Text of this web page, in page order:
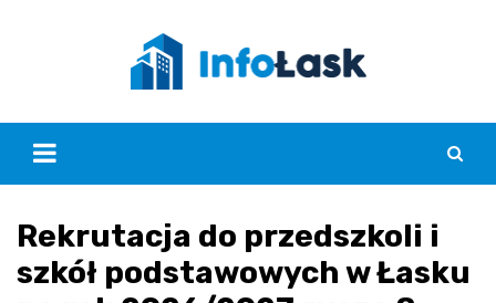
Rekrutacja do przedszkoli i
szkół podstawowych w Łasku